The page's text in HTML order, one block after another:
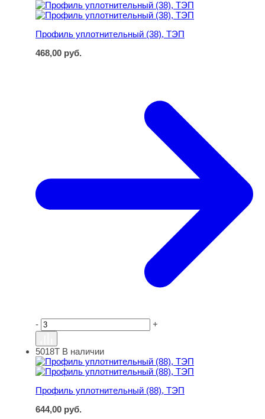
Профиль уплотнительный (38), ТЭП
Профиль уплотнительный (38), ТЭП
468,00 руб.
- +
Профиль уплотнительный (88), ТЭП
5018Т В наличии
Профиль уплотнительный (88), ТЭП
644,00 руб.